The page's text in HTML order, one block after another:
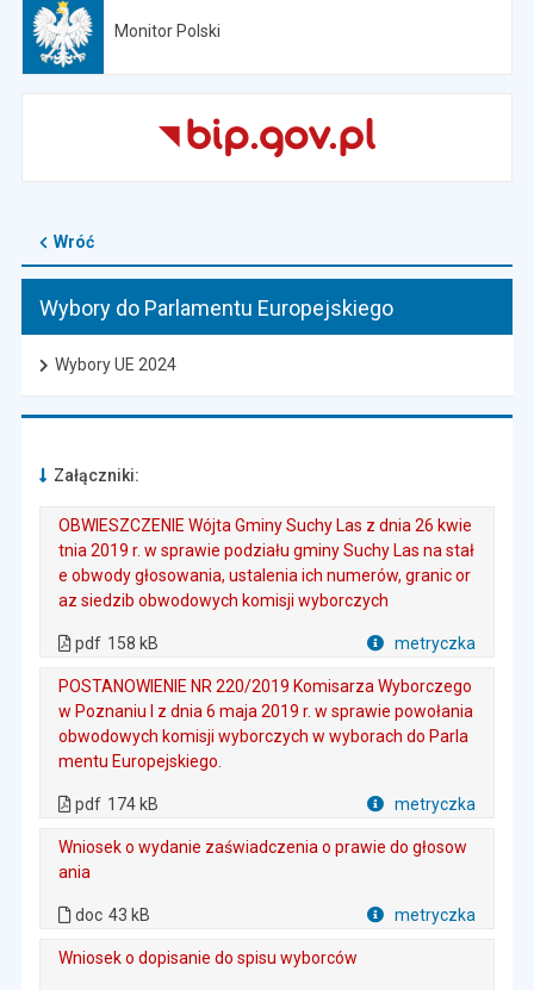
Monitor Polski
Wróć
Wybory do Parlamentu Europejskiego
Wybory UE 2024
Załączniki:
OBWIESZCZENIE Wójta Gminy Suchy Las z dnia 26 kwie
tnia 2019 r. w sprawie podziału gminy Suchy Las na stał
e obwody głosowania, ustalenia ich numerów, granic or
az siedzib obwodowych komisji wyborczych
pdf 158 kB metryczka
POSTANOWIENIE NR 220/2019 Komisarza Wyborczego
w Poznaniu I z dnia 6 maja 2019 r. w sprawie powołania
obwodowych komisji wyborczych w wyborach do Parla
mentu Europejskiego.
pdf 174 kB metryczka
Wniosek o wydanie zaświadczenia o prawie do głosow
ania
doc 43 kB metryczka
Wniosek o dopisanie do spisu wyborców